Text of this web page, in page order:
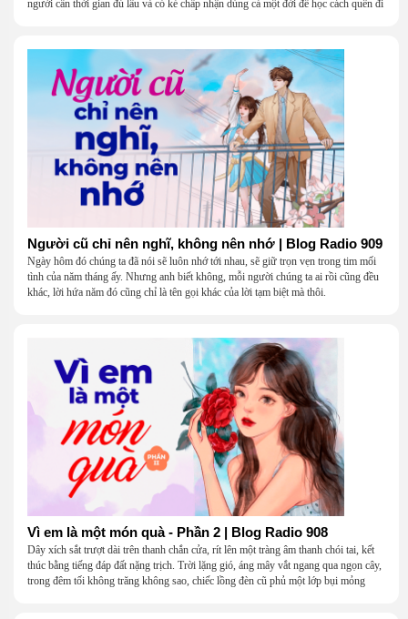
người cần thời gian đủ lâu và có kẻ chấp nhận dùng cả một đời để học cách quên đi
Người cũ chỉ nên nghĩ, không nên nhớ | Blog Radio 909
Ngày hôm đó chúng ta đã nói sẽ luôn nhớ tới nhau, sẽ giữ trọn vẹn trong tim mối
tình của năm tháng ấy. Nhưng anh biết không, mỗi người chúng ta ai rồi cũng đều
khác, lời hứa năm đó cũng chỉ là tên gọi khác của lời tạm biệt mà thôi.
Vì em là một món quà - Phần 2 | Blog Radio 908
Dây xích sắt trượt dài trên thanh chắn cửa, rít lên một tràng âm thanh chói tai, kết
thúc bằng tiếng đáp đất nặng trịch. Trời lặng gió, áng mây vắt ngang qua ngọn cây,
trong đêm tối không trăng không sao, chiếc lồng đèn cũ phủ một lớp bụi mỏng